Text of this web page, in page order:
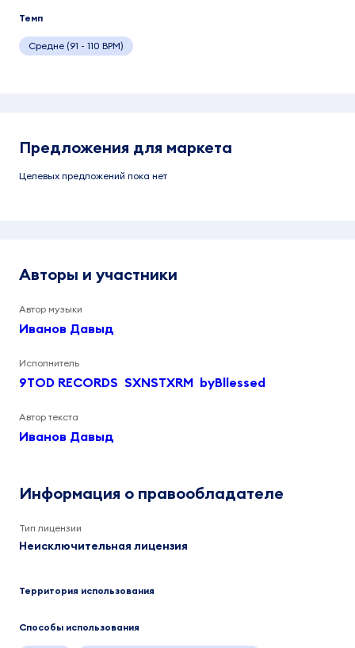
Темп
Средне (91 - 110 BPM)
Предложения для маркета
Целевых предложений пока нет
Авторы и участники
Автор музыки
Иванов Давыд
Исполнитель
9TOD RECORDS SXNSTXRM byBllessed
Автор текста
Иванов Давыд
Информация о правообладателе
Тип лицензии
Неисключительная лицензия
Территория использования
Способы использования